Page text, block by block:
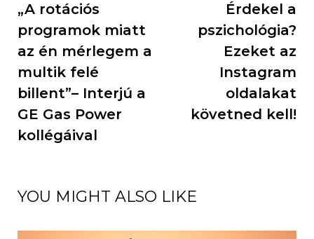
„A rotációs
programok miatt
az én mérlegem a
multik felé
billent”– Interjú a
GE Gas Power
kollégáival
Érdekel a
pszichológia?
Ezeket az
Instagram
oldalakat
követned kell!
YOU MIGHT ALSO LIKE